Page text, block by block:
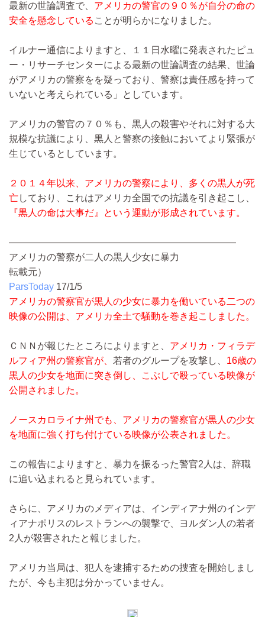
最新の世論調査で、 アメリカの警官の９０％が自分の命の
安全を懸念している ことが明らかになりました。
イルナー通信によりますと、１１日水曜に発表されたピュ
ー・リサーチセンターによる最新の世論調査の結果、世論
がアメリカの警察をを疑っており、警察は責任感を持って
いないと考えられている」としています。
アメリカの警官の７０％も、黒人の殺害やそれに対する大
規模な抗議により、黒人と警察の接触においてより緊張が
生じているとしています。
２０１４年以来、アメリカの警察により、多くの黒人が死
亡しており、これはアメリカ全国での抗議を引き起こし、
『黒人の命は大事だ』という運動が形成されています。
――――――――――――――――――――――――
アメリカの警察が二人の黒人少女に暴力
転載元）
ParsToday 17/1/5
アメリカの警察官が黒人の少女に暴力を働いている二つの
映像の公開は、アメリカ全土で騒動を巻き起こしました。
ＣＮＮが報じたところによりますと、 アメリカ・フィラデ
ルフィア州の警察官が、 若者のグループを攻撃し、 16歳の
黒人の少女を地面に突き倒し、こぶしで殴っている映像が
公開されました。
ノースカロライナ州でも、アメリカの警察官が黒人の少女
を地面に強く打ち付けている映像が公表されました。
この報告によりますと、暴力を振るった警官2人は、辞職
に追い込まれると見られています。
さらに、アメリカのメディアは、インディアナ州のインデ
ィアナポリスのレストランへの襲撃で、ヨルダン人の若者
2人が殺害されたと報じました。
アメリカ当局は、犯人を逮捕するための捜査を開始しまし
たが、今も主犯は分かっていません。